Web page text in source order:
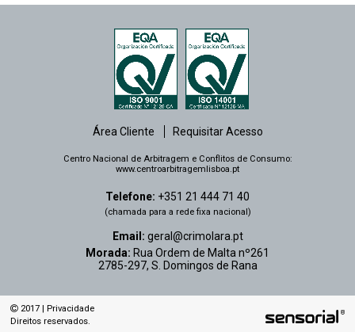
Telefone: +351 21 444 71 40
(chamada para a rede fixa nacional)
Email: geral@crimolara.pt
Morada: Rua Ordem de Malta nº261
2785-297, S. Domingos de Rana
Área Cliente Requisitar Acesso
Centro Nacional de Arbitragem e Conflitos de Consumo:
www.centroarbitragemlisboa.pt
2017 |Privacidade
Direitos reservados.